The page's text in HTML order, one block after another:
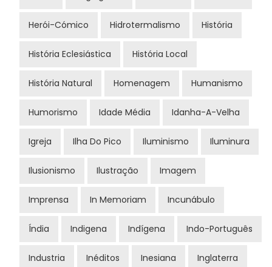
Herói-Cómico Hidrotermalismo História
História Eclesiástica História Local
História Natural Homenagem Humanismo
Humorismo Idade Média Idanha-A-Velha
Igreja Ilha Do Pico Iluminismo Iluminura
Ilusionismo Ilustração Imagem
Imprensa In Memoriam Incunábulo
Índia Indigena Indígena Indo-Português
Industria Inéditos Inesiana Inglaterra